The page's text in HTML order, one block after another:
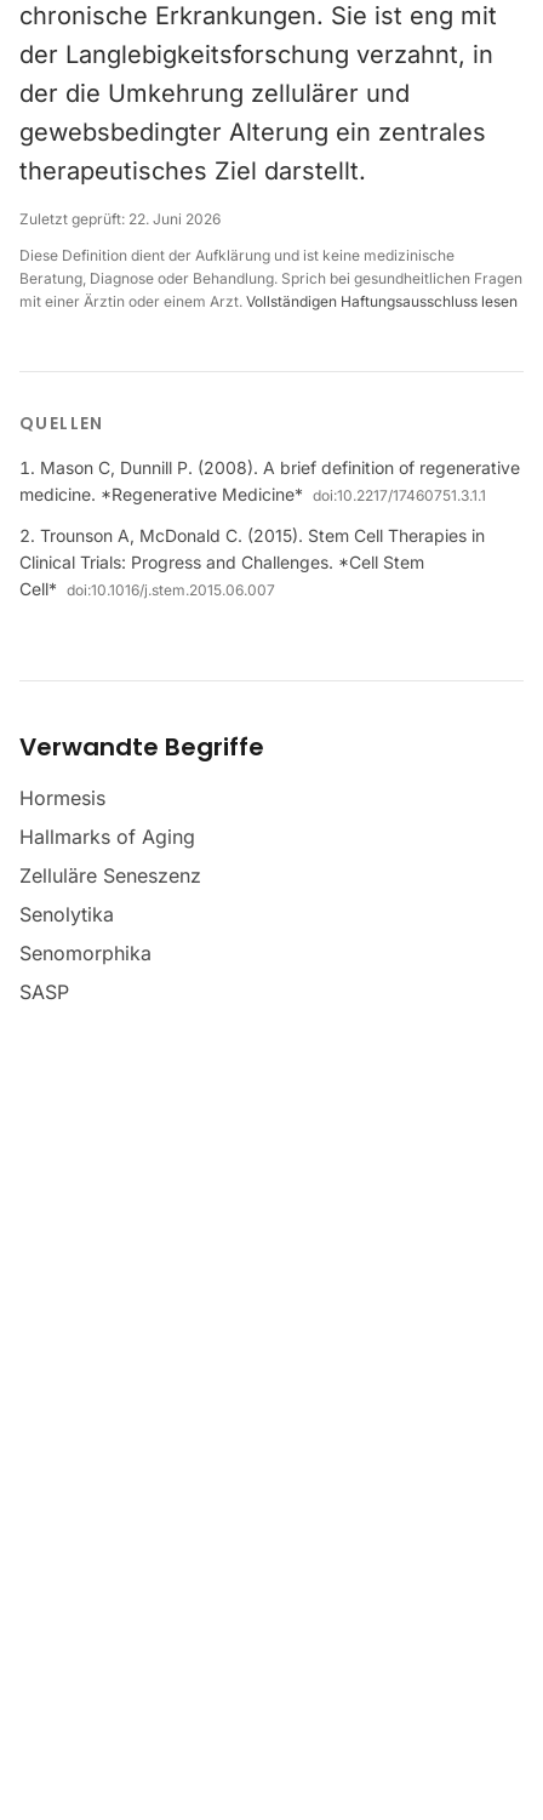
chronische Erkrankungen. Sie ist eng mit
der Langlebigkeitsforschung verzahnt, in
der die Umkehrung zellulärer und
gewebsbedingter Alterung ein zentrales
therapeutisches Ziel darstellt.
Zuletzt geprüft: 22. Juni 2026
Diese Definition dient der Aufklärung und ist keine medizinische
Beratung, Diagnose oder Behandlung. Sprich bei gesundheitlichen Fragen
mit einer Ärztin oder einem Arzt. Vollständigen Haftungsausschluss lesen
QUELLEN
Mason C, Dunnill P. (2008). A brief definition of regenerative
medicine. *Regenerative Medicine* doi:10.2217/17460751.3.1.1
Trounson A, McDonald C. (2015). Stem Cell Therapies in
Clinical Trials: Progress and Challenges. *Cell Stem
Cell* doi:10.1016/j.stem.2015.06.007
Verwandte Begriffe
Hormesis
Hallmarks of Aging
Zelluläre Seneszenz
Senolytika
Senomorphika
SASP